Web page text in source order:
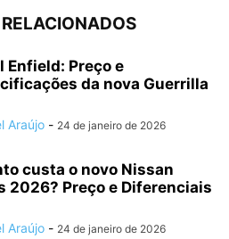
Enfield: Preço e
da nova Guerrilla
Araújo - 24 de janeiro de 2026
custa o novo Nissan
2026? Preço e Diferenciais
Araújo - 24 de janeiro de 2026